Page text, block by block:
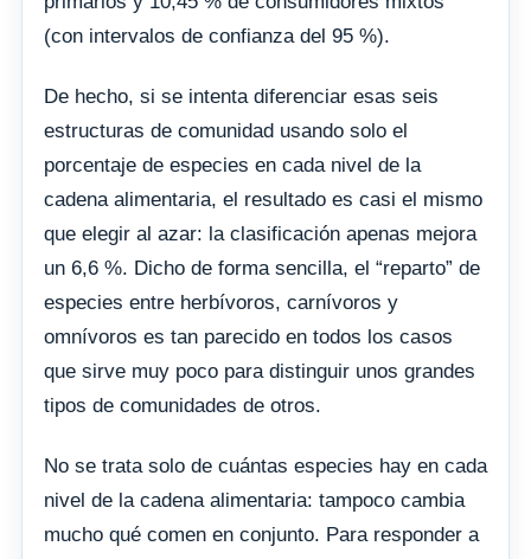
(con intervalos de confianza del 95 %).
De hecho, si se intenta diferenciar esas seis
estructuras de comunidad usando solo el
porcentaje de especies en cada nivel de la
cadena alimentaria, el resultado es casi el mismo
que elegir al azar: la clasificación apenas mejora
un 6,6 %. Dicho de forma sencilla, el “reparto” de
especies entre herbívoros, carnívoros y
omnívoros es tan parecido en todos los casos
que sirve muy poco para distinguir unos grandes
tipos de comunidades de otros.
No se trata solo de cuántas especies hay en cada
nivel de la cadena alimentaria: tampoco cambia
mucho qué comen en conjunto. Para responder a